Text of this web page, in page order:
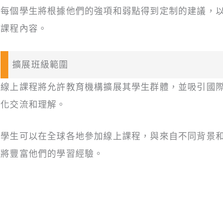
每個學生將根據他們的強項和弱點得到定制的建議，
課程內容。
擴展班級範圍
線上課程將允許教育機構擴展其學生群體，並吸引國
化交流和理解。
學生可以在全球各地參加線上課程，與來自不同背景
將豐富他們的學習經驗。